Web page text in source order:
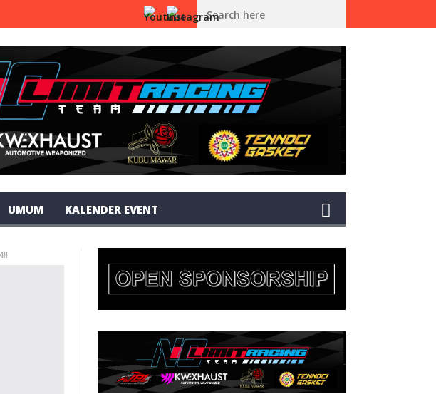
X SA63 KEMBALI TERCEPAT DI PBS NIGHT RACE DRAG BIKE CHAMPIONSHIP 2026
UMUM KALENDER EVENT